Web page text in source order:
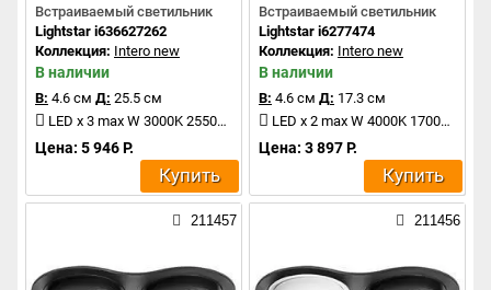
Встраиваемый светильник
Lightstar i636627262
Коллекция: Intero new
В наличии
В: 4.6 см Д: 25.5 см
LED x 3 max W 3000K 2550Lm
Цена: 5 946 Р.
Купить
Встраиваемый светильник
Lightstar i6277474
Коллекция: Intero new
В наличии
В: 4.6 см Д: 17.3 см
LED x 2 max W 4000K 1700Lm
Цена: 3 897 Р.
Купить
211457 211456